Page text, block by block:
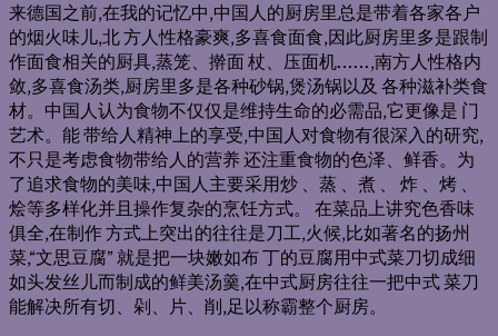
来德国之前,在我的记忆中,中国人的厨房里总是带着各家各户
的烟火味儿,北 方人性格豪爽,多喜食面食,因此厨房里多是跟制
作面食相关的厨具,蒸笼、擀面 杖、压面机……,南方人性格内
敛,多喜食汤类,厨房里多是各种砂锅,煲汤锅以及 各种滋补类食
材。中国人认为食物不仅仅是维持生命的必需品,它更像是 门
艺术。能 带给人精神上的享受,中国人对食物有很深入的研究,
不只是考虑食物带给人的营养 还注重食物的色泽、鲜香。为
了追求食物的美味,中国人主要采用炒 、蒸 、煮 、 炸 、烤 、
烩等多样化并且操作复杂的烹饪方式。 在菜品上讲究色香味
俱全,在制作 方式上突出的往往是刀工,火候,比如著名的扬州
菜,“文思豆腐” 就是把一块嫩如布 丁的豆腐用中式菜刀切成细
如头发丝儿而制成的鲜美汤羹,在中式厨房往往一把中式 菜刀
能解决所有切、剁、片、削,足以称霸整个厨房。